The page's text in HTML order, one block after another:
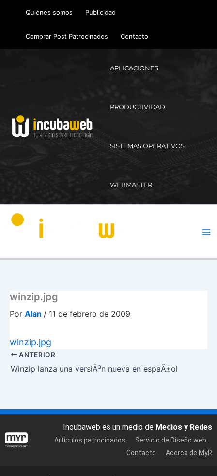
Quiénes somos Publicidad
Comprar Post Patrocinados Contacto
APLICACIONES
PRODUCTIVIDAD
SISTEMAS OPERATIVOS
WEBMASTER
winzip.jpg
Por Alan / 11 de febrero de 2009
winzip.jpg
ANTERIOR
Winzip lanza una versiÃ³n nueva en espaÃ±ol
Incubaweb es un medio de Medios y Redes
Artículos patrocinados
Servicio de Diseño web
Contacto
Acerca de MyR